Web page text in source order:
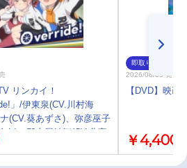
リンカイ！
」/伊東泉(CV.川村海
(CV.葵あずさ)、弥彦巫子
奈)、那古屋紗智(CV.北守
絹早(CV.杉山里穂)、熊本
即取り
2026/08/05 発売
【DVD】映画
￥4,400